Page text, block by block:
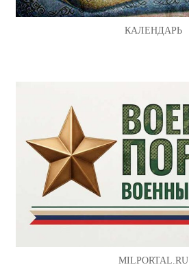
КАЛЕНДАРЬ
MILPORTAL.RU